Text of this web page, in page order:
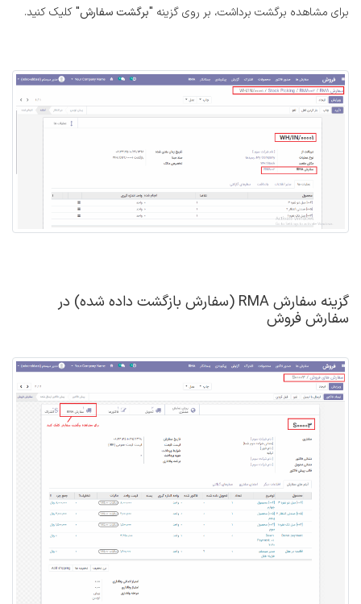
برای مشاهده برگشت برداشت، بر روی گزینه "برگشت سفارش"کلیک کنید.
گزینه سفارش RMA (سفارش بازگشت داده شده) در
سفارش فروش